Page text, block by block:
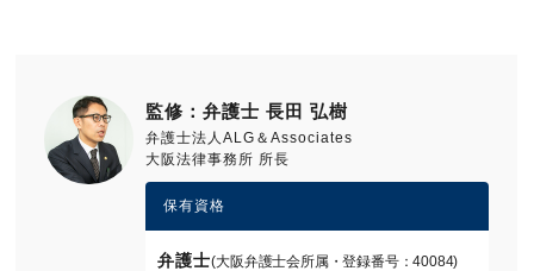
監修：弁護士 長田 弘樹
弁護士法人ALG＆Associates
大阪法律事務所 所長
保有資格
弁護士(大阪弁護士会所属・登録番号：40084)